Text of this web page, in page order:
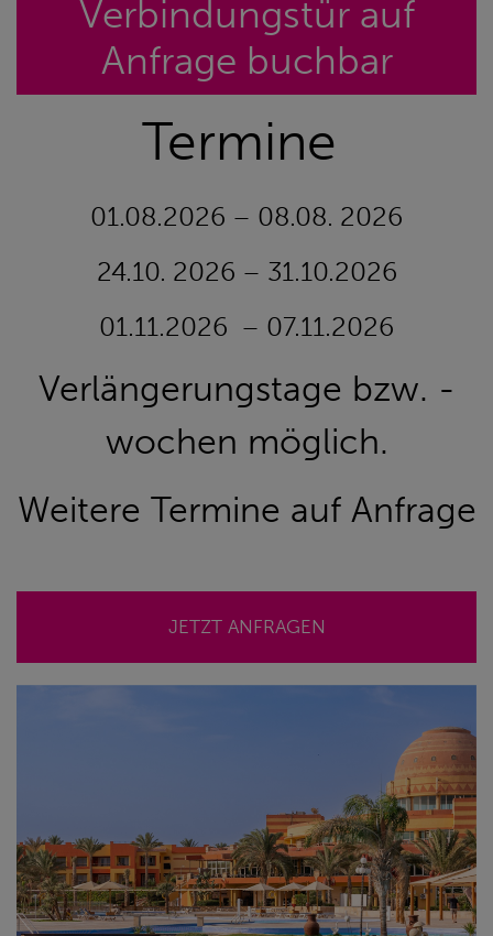
Verbindungstür auf
Anfrage buchbar
Termine
01.08.2026 – 08.08. 2026
24.10. 2026 – 31.10.2026
01.11.2026 – 07.11.2026
Verlängerungstage bzw. -
wochen möglich.
Weitere Termine auf Anfrage
JETZT ANFRAGEN